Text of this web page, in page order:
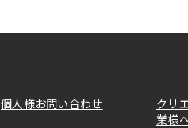
個人様お問い合わせ
クリ
業様